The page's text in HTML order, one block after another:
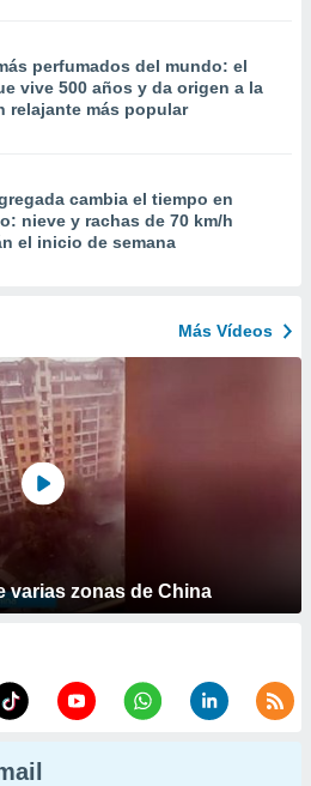
perfumados del mundo: el
vive 500 años y da origen a la
relajante más popular
cambia el tiempo en
nieve y rachas de 70 km/h
el inicio de semana
Más Vídeos
varias zonas de China